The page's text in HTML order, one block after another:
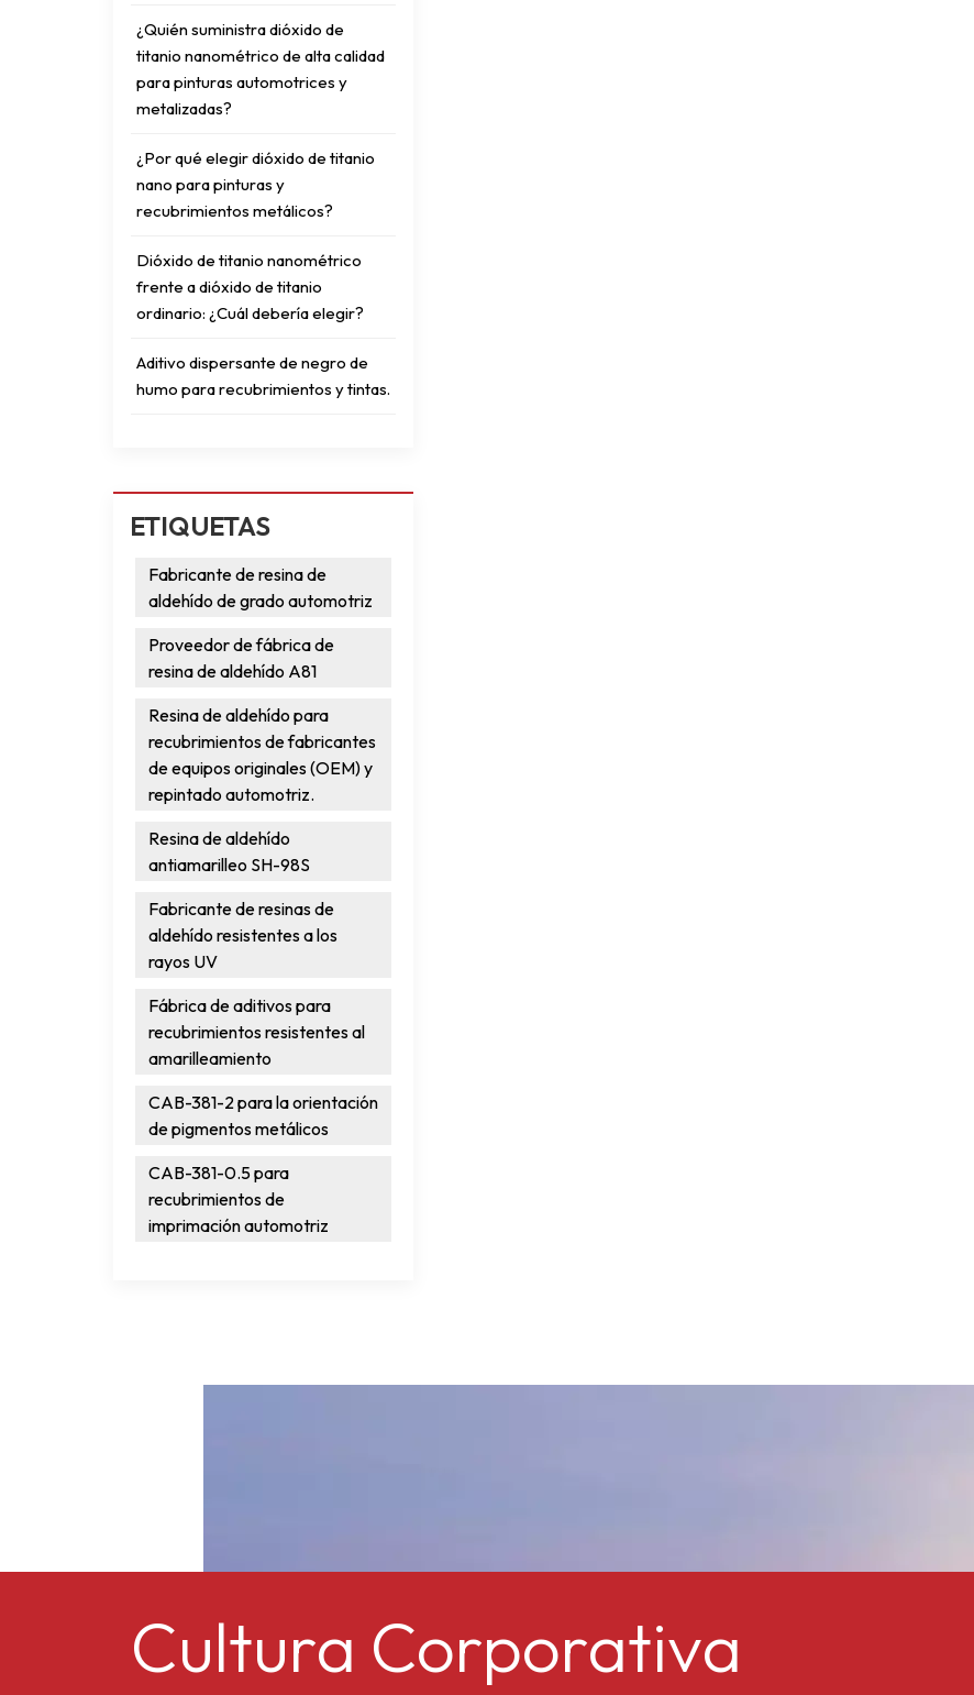
¿Quién suministra dióxido de
titanio nanométrico de alta calidad
para pinturas automotrices y
metalizadas?
¿Por qué elegir dióxido de titanio
nano para pinturas y
recubrimientos metálicos?
Dióxido de titanio nanométrico
frente a dióxido de titanio
ordinario: ¿Cuál debería elegir?
Aditivo dispersante de negro de
humo para recubrimientos y tintas.
ETIQUETAS
Fabricante de resina de
aldehído de grado automotriz
Proveedor de fábrica de
resina de aldehído A81
Resina de aldehído para
recubrimientos de fabricantes
de equipos originales (OEM) y
repintado automotriz.
Resina de aldehído
antiamarilleo SH-98S
Fabricante de resinas de
aldehído resistentes a los
rayos UV
Fábrica de aditivos para
recubrimientos resistentes al
amarilleamiento
CAB-381-2 para la orientación
de pigmentos metálicos
CAB-381-0.5 para
recubrimientos de
imprimación automotriz
Cultura Corporativa